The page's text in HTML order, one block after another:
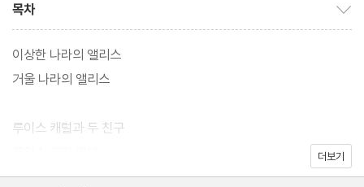
목차
이상한 나라의 앨리스
거울 나라의 앨리스
루이스 캐럴과 두 친구
더보기